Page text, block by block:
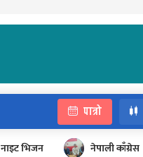
पात्रो
नाइट भिजन नेपाली काँग्रेस